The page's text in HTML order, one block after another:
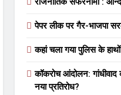
मे तत्पर दानवीर परिवार
पेपर लीक पर गैर-भाजपा
कहां चला गया पुलिस के
कॉकरोच आंदोलन: गांधीवाद
नया प्रतिरोध?